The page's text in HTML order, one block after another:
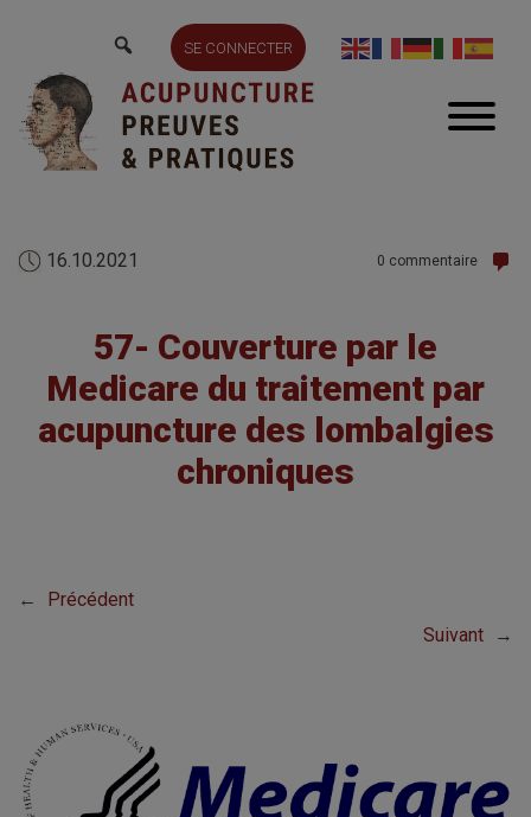
SE CONNECTER
16.10.2021 0 commentaire
57- Couverture par le
Medicare du traitement par
acupuncture des lombalgies
chroniques
←
Précédent
Suivant
→